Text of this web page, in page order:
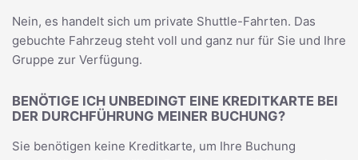
Nein, es handelt sich um private Shuttle-Fahrten. Das
gebuchte Fahrzeug steht voll und ganz nur für Sie und Ihre
Gruppe zur Verfügung.
BENÖTIGE ICH UNBEDINGT EINE KREDITKARTE BEI
DER DURCHFÜHRUNG MEINER BUCHUNG?
Sie benötigen keine Kreditkarte, um Ihre Buchung